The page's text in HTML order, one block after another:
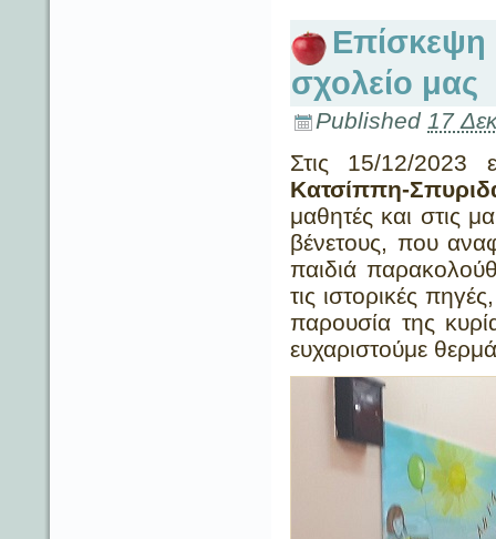
Επίσκεψη
σχολείο μας
Published 17
Στις 15/12/2023
Κατσίππη-
μαθητές και στις
βένετους, που
παιδιά
τις ιστορικές
παρουσία της
ευχαριστούμε